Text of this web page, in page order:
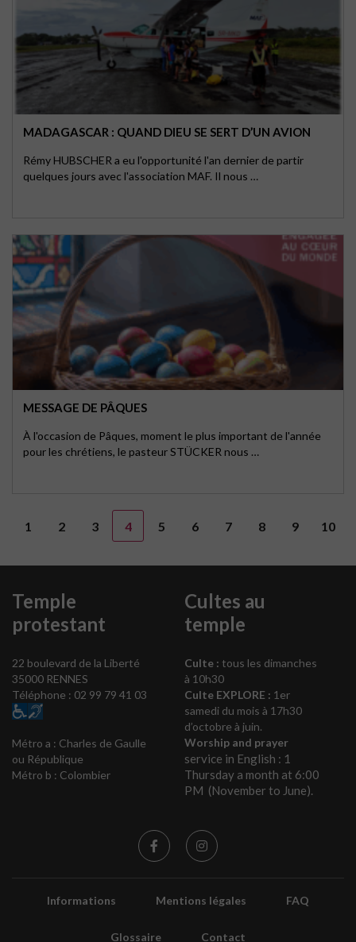
MADAGASCAR : QUAND DIEU SE SERT D’UN AVION
Rémy HUBSCHER a eu l'opportunité l'an dernier de partir
quelques jours avec l'association MAF. Il nous …
MESSAGE DE PÂQUES
À l'occasion de Pâques, moment le plus important de l'année
pour les chrétiens, le pasteur STÜCKER nous …
1 2 3 4 5 6 7 8 9 10
Temple
protestant
22 boulevard de la Liberté
35000 RENNES
Téléphone : 02 99 79 41 03
Métro a : Charles de Gaulle
ou République
Métro b : Colombier
Cultes au
temple
Culte : tous les dimanches
à 10h30
Culte EXPLORE : 1er
samedi du mois à 17h30
d’octobre à juin.
Worship and prayer
service in English : 1
Thursday a month at 6:00
PM (November to June).
Informations Mentions légales FAQ
Glossaire Contact